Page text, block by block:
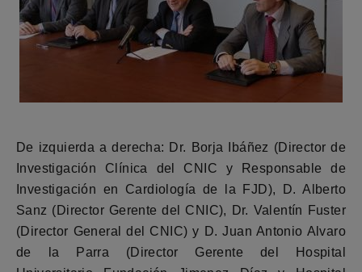
De izquierda a derecha: Dr. Borja Ibáñez (Director de
Investigación Clínica del CNIC y Responsable de
Investigación en Cardiología de la FJD), D. Alberto
Sanz (Director Gerente del CNIC), Dr. Valentín Fuster
(Director General del CNIC) y D. Juan Antonio Alvaro
de la Parra (Director Gerente del Hospital